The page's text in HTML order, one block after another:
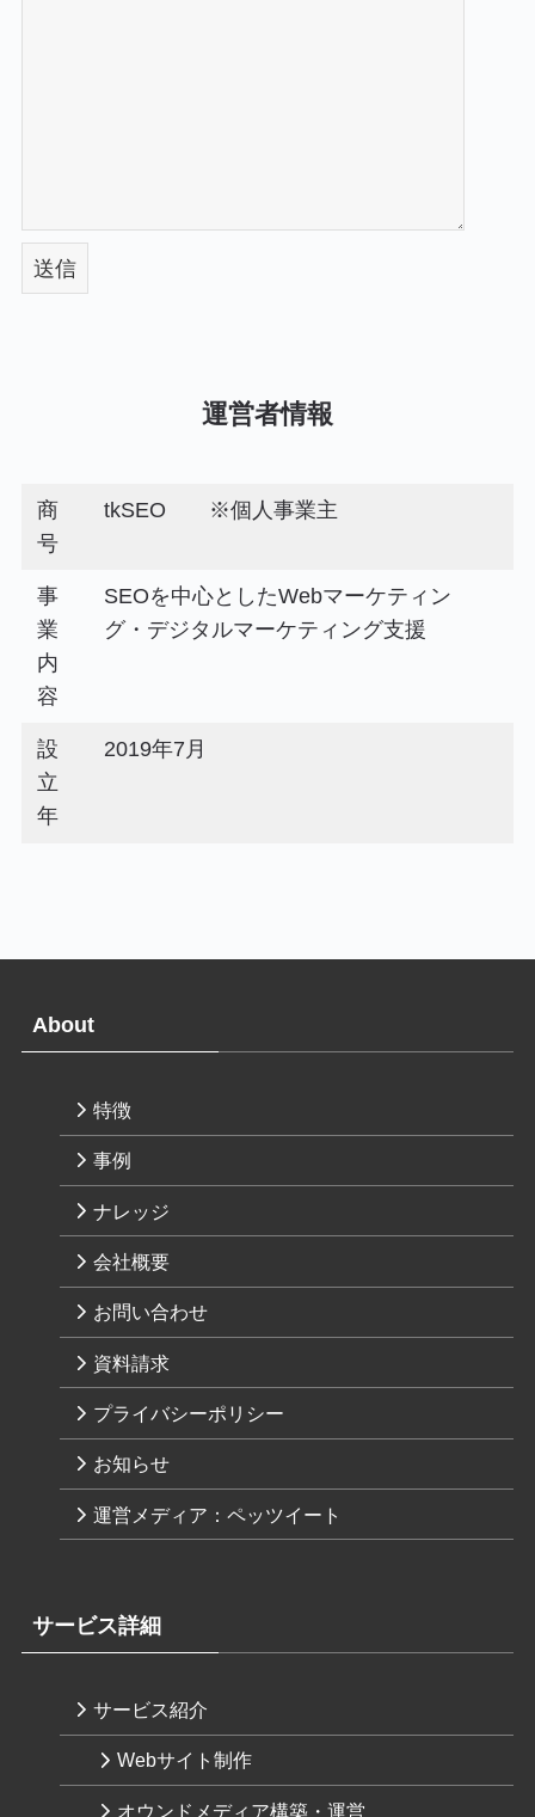
運営者情報
商
号
tkSEO ※個人事業主
事
業
内
容
SEOを中心としたWebマーケティン
グ・デジタルマーケティング支援
設
立
年
2019年7月
About
特徴
事例
ナレッジ
会社概要
お問い合わせ
資料請求
プライバシーポリシー
お知らせ
運営メディア：ペッツイート
サービス詳細
サービス紹介
Webサイト制作
オウンドメディア構築・運営